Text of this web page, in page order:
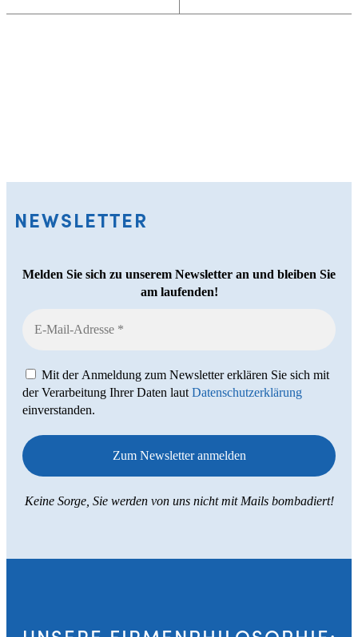
NEWSLETTER
Melden Sie sich zu unserem Newsletter an und bleiben Sie
am laufenden!
Mit der Anmeldung zum Newsletter erklären Sie sich mit
der Verarbeitung Ihrer Daten laut Datenschutzerklärung
einverstanden.
Keine Sorge, Sie werden von uns nicht mit Mails bombadiert!